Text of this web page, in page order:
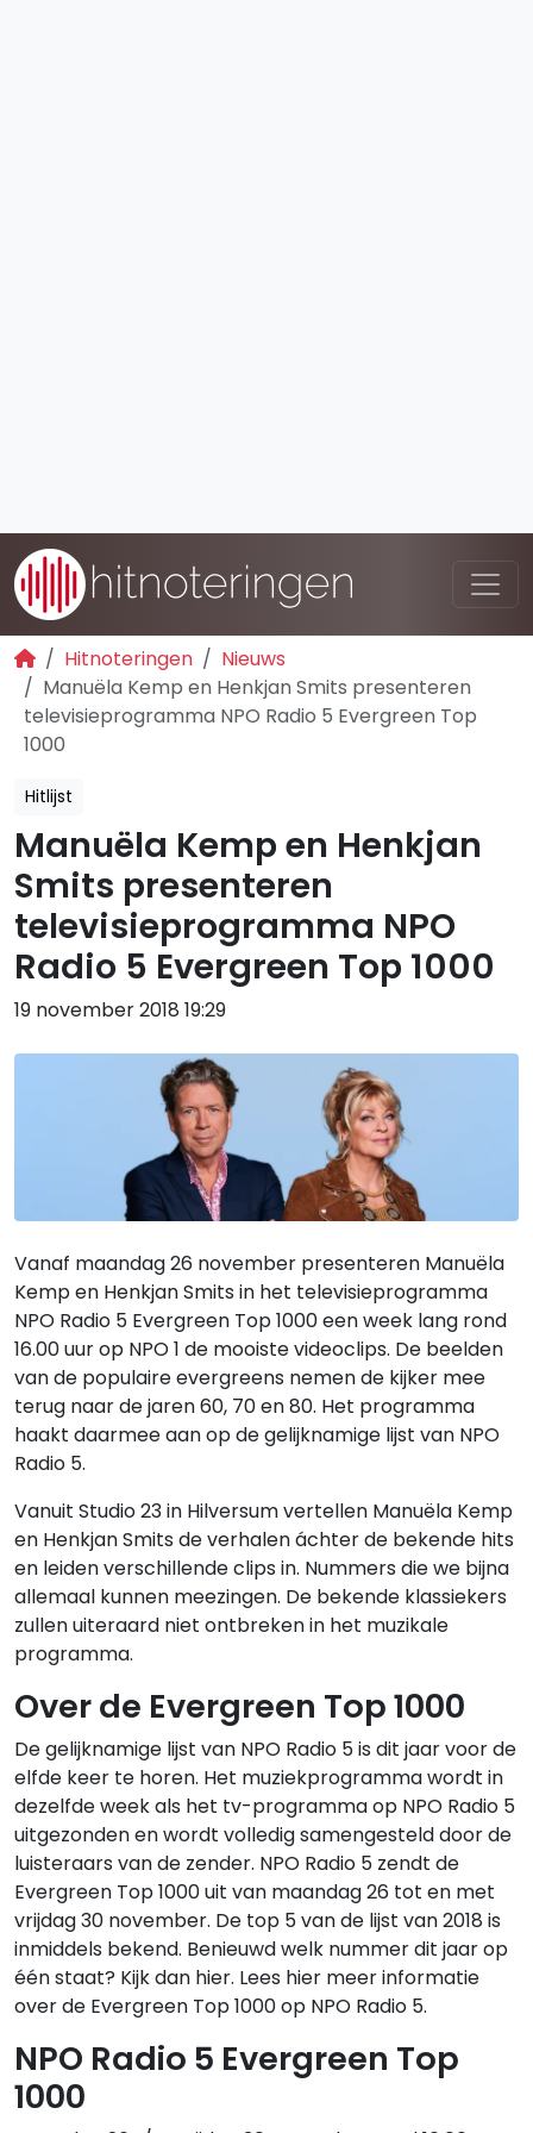
Hitnoteringen
Nieuws
Manuëla Kemp en Henkjan Smits presenteren
televisieprogramma NPO Radio 5 Evergreen Top
1000
Hitlijst
Manuëla Kemp en Henkjan
Smits presenteren
televisieprogramma NPO
Radio 5 Evergreen Top 1000
19 november 2018 19:29
Vanaf maandag 26 november presenteren Manuëla
Kemp en Henkjan Smits in het televisieprogramma
NPO Radio 5 Evergreen Top 1000 een week lang rond
16.00 uur op NPO 1 de mooiste videoclips. De beelden
van de populaire evergreens nemen de kijker mee
terug naar de jaren 60, 70 en 80. Het programma
haakt daarmee aan op de gelijknamige lijst van NPO
Radio 5.
Vanuit Studio 23 in Hilversum vertellen Manuëla Kemp
en Henkjan Smits de verhalen áchter de bekende hits
en leiden verschillende clips in. Nummers die we bijna
allemaal kunnen meezingen. De bekende klassiekers
zullen uiteraard niet ontbreken in het muzikale
programma.
Over de Evergreen Top 1000
De gelijknamige lijst van NPO Radio 5 is dit jaar voor de
elfde keer te horen. Het muziekprogramma wordt in
dezelfde week als het tv-programma op NPO Radio 5
uitgezonden en wordt volledig samengesteld door de
luisteraars van de zender. NPO Radio 5 zendt de
Evergreen Top 1000 uit van maandag 26 tot en met
vrijdag 30 november. De top 5 van de lijst van 2018 is
inmiddels bekend. Benieuwd welk nummer dit jaar op
één staat? Kijk dan hier. Lees hier meer informatie
over de Evergreen Top 1000 op NPO Radio 5.
NPO Radio 5 Evergreen Top
1000